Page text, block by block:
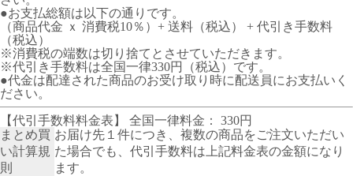
●お支払総額は以下の通りです。
（商品代金 ｘ 消費税10％）+ 送料（税込） + 代引き手数料
（税込）
※消費税の端数は切り捨てとさせていただきます。
※代引き手数料は全国一律330円（税込）です。
●代金は配達された商品のお受け取り時に配送員にお支払いく
ださい。
【代引手数料料金表】 全国一律料金： 330円
まとめ買
い計算規
則
お届け先１件につき、複数の商品をご注文いただい
た場合でも、代引手数料は上記料金表の金額になり
ます。